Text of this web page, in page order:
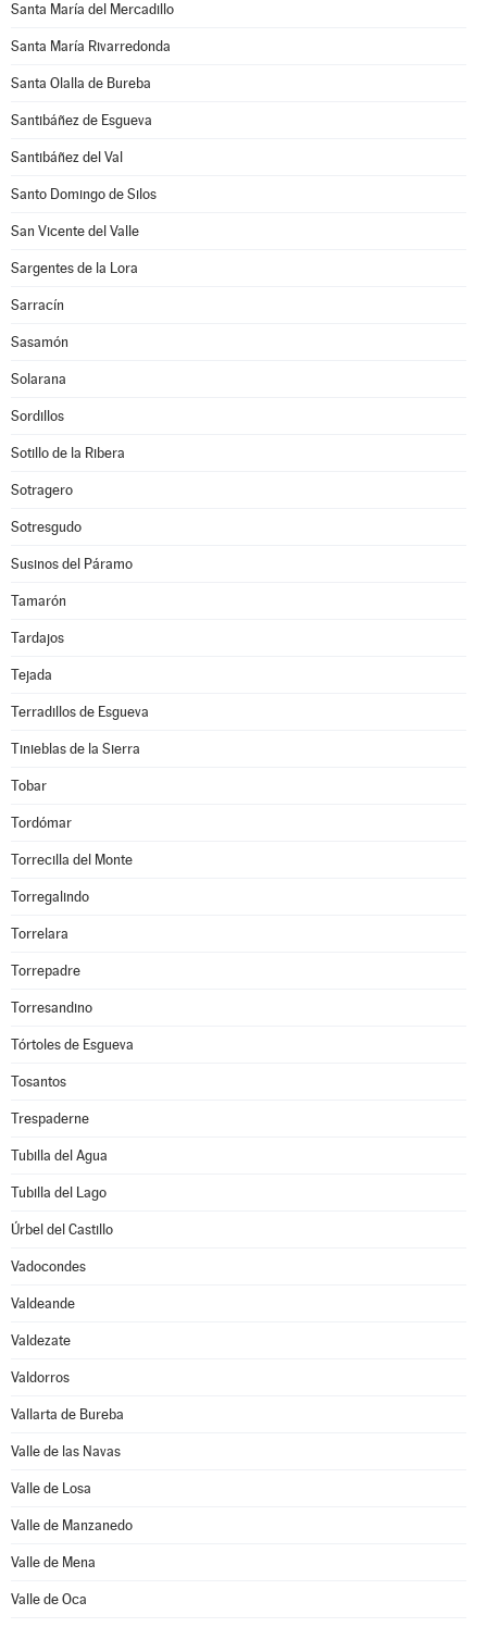
Santa María del Mercadillo
Santa María Rivarredonda
Santa Olalla de Bureba
Santibáñez de Esgueva
Santibáñez del Val
Santo Domingo de Silos
San Vicente del Valle
Sargentes de la Lora
Sarracín
Sasamón
Solarana
Sordillos
Sotillo de la Ribera
Sotragero
Sotresgudo
Susinos del Páramo
Tamarón
Tardajos
Tejada
Terradillos de Esgueva
Tinieblas de la Sierra
Tobar
Tordómar
Torrecilla del Monte
Torregalindo
Torrelara
Torrepadre
Torresandino
Tórtoles de Esgueva
Tosantos
Trespaderne
Tubilla del Agua
Tubilla del Lago
Úrbel del Castillo
Vadocondes
Valdeande
Valdezate
Valdorros
Vallarta de Bureba
Valle de las Navas
Valle de Losa
Valle de Manzanedo
Valle de Mena
Valle de Oca